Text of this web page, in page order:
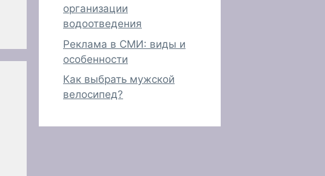
организации
водоотведения
Реклама в СМИ: виды и
особенности
Как выбрать мужской
велосипед?